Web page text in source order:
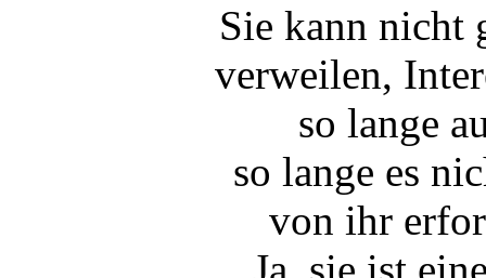
Sie kann nicht
verweilen,
so lange
so lange es
von ihr